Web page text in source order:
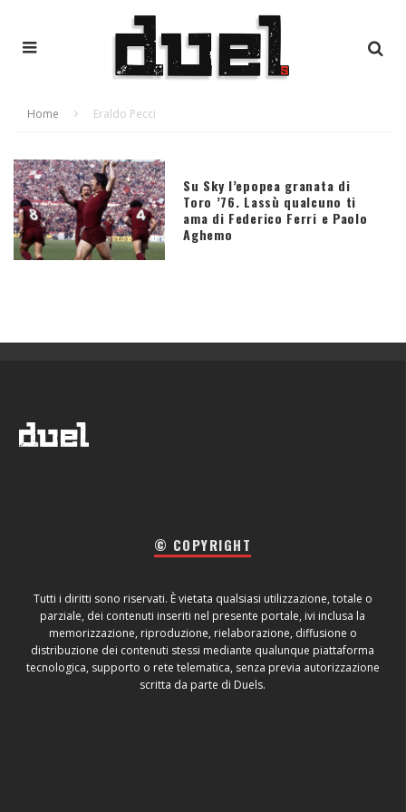
Home Eraldo Pecci
Su Sky l’epopea granata di
Toro ’76. Lassù qualcuno ti
ama di Federico Ferri e Paolo
Aghemo
© COPYRIGHT
Tutti i diritti sono riservati. È vietata qualsiasi utilizzazione, totale o
parziale, dei contenuti inseriti nel presente portale, ivi inclusa la
memorizzazione, riproduzione, rielaborazione, diffusione o
distribuzione dei contenuti stessi mediante qualunque piattaforma
tecnologica, supporto o rete telematica, senza previa autorizzazione
scritta da parte di Duels.